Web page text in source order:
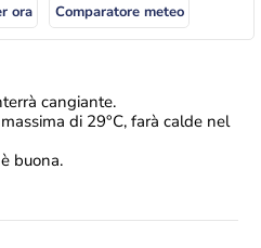
ora Comparatore meteo
cangiante.
di 29°C, farà calde nel
buona.